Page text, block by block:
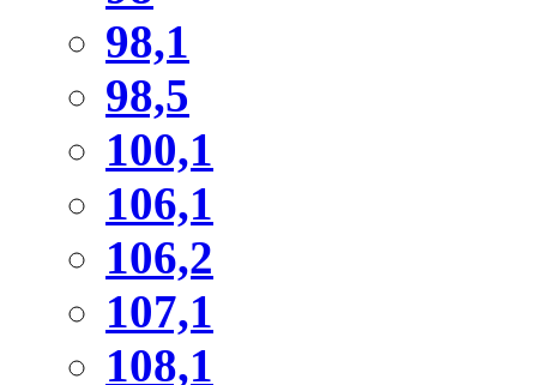
98,1
98,5
100,1
106,1
106,2
107,1
108,1